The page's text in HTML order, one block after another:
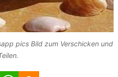
pics Bild zum Verschicken und